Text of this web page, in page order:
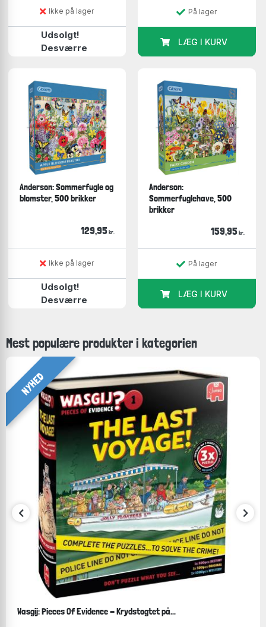
Ikke på lager
Udsolgt!
Desværre
På lager
LÆG I KURV
Anderson: Sommerfugle og
blomster, 500 brikker
129,95 kr.
Ikke på lager
Udsolgt!
Desværre
Anderson:
Sommerfuglehave, 500
brikker
159,95 kr.
På lager
LÆG I KURV
Mest populære produkter i kategorien
NYHED
Wasgij: Pieces Of Evidence - Krydstogtet på...